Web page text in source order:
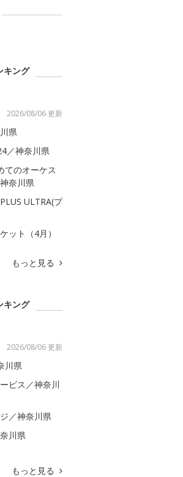
キング
2026/08/06 更新
県
／神奈川県
てのオーケス
奈川県
ULTRA(プ
ット（4月）
もっと見る
キング
2026/08/06 更新
川県
ビス／神奈川
／神奈川県
川県
もっと見る